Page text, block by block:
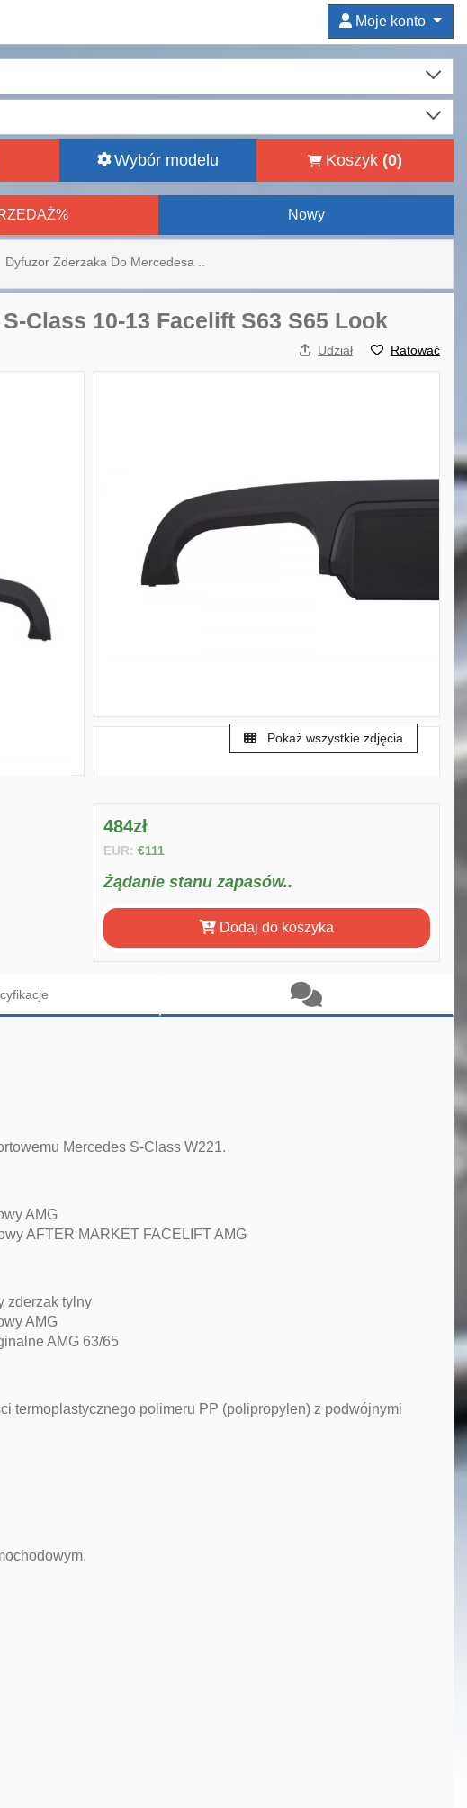
Moje konto
Wybór modelu Koszyk (0)
Nowy
Dyfuzor Zderzaka Do Mercedesa ..
Class 10-13 Facelift S63 S65 Look
Udział Ratować
Pokaż wszystkie zdjęcia
484zł
EUR: €111
Żądanie stanu zapasów..
Dodaj do koszyka
Mercedes S-Class W221.
AMG
AFTER MARKET FACELIFT AMG
zderzak tylny
AMG
AMG 63/65
termoplastycznego polimeru PP (polipropylen) z podwójnymi